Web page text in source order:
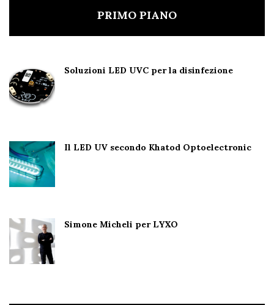
PRIMO PIANO
Soluzioni LED UVC per la disinfezione
Il LED UV secondo Khatod Optoelectronic
Simone Micheli per LYXO